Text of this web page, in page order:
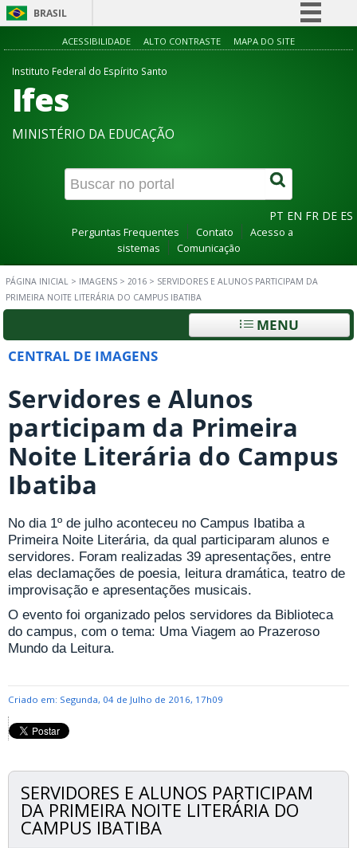
BRASIL
Simplifique!
Canais
ACESSIBILIDADE ALTO CONTRASTE MAPA DO SITE
Instituto Federal do Espírito Santo
Ifes
MINISTÉRIO DA EDUCAÇÃO
PT EN FR DE ES
Perguntas Frequentes Contato
Acesso a
sistemas
Comunicação
PÁGINA INICIAL > IMAGENS > 2016 > SERVIDORES E ALUNOS PARTICIPAM DA
PRIMEIRA NOITE LITERÁRIA DO CAMPUS IBATIBA
MENU
CENTRAL DE IMAGENS
Servidores e Alunos
participam da Primeira
Noite Literária do Campus
Ibatiba
No dia 1º de julho aconteceu no Campus Ibatiba a
Primeira Noite Literária, da qual participaram alunos e
servidores. Foram realizadas 39 apresentações, entre
elas declamações de poesia, leitura dramática, teatro de
improvisação e apresentações musicais.
O evento foi organizado pelos servidores da Biblioteca
do campus, com o tema: Uma Viagem ao Prazeroso
Mundo da Leitura.
Criado em: Segunda, 04 de Julho de 2016, 17h09
SERVIDORES E ALUNOS PARTICIPAM
DA PRIMEIRA NOITE LITERÁRIA DO
CAMPUS IBATIBA